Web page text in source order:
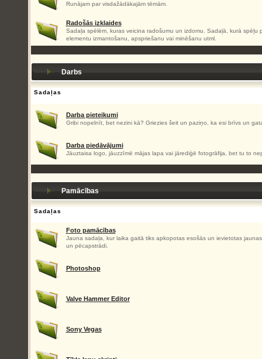
Runājam par visdažādākajām tēmām.
Radošās izklaides
Sadaļa spēlēm, kuras veicina radošumu un izdomu. Sadaļā, kurā spēļu
elementu izmantošanu, apspriešanu vai minēšanu utml.
Darbs
Sadaļas
Darba pieteikumi
Gribi nopelnīt, bet nezini kā? Griezies šeit un paziņo, ka esi brīvs un
Darba piedāvājumi
Jāuztaisa logo, jāuzzīmē mājas lapa vai jārediģē fotogrāfija, bet tu to
Pamācības
Sadaļas
Foto pamācības
Jauna sadaļa, kur laika gaitā tiks apkopotas esošās un ievietotas
un pēcapstrādi.
Photoshop
Valve Hammer Editor
Sony Vegas